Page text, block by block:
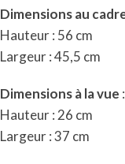
Dimensions au
Hauteur : 56 cm
Largeur : 45,5 cm
Dimensions à la vue :
Hauteur : 26 cm
Largeur : 37 cm